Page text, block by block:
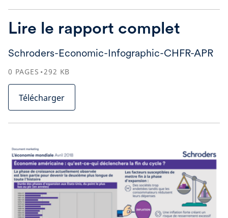
Lire le rapport complet
Schroders-Economic-Infographic-CHFR-APR
0 PAGES 292 KB
Télécharger